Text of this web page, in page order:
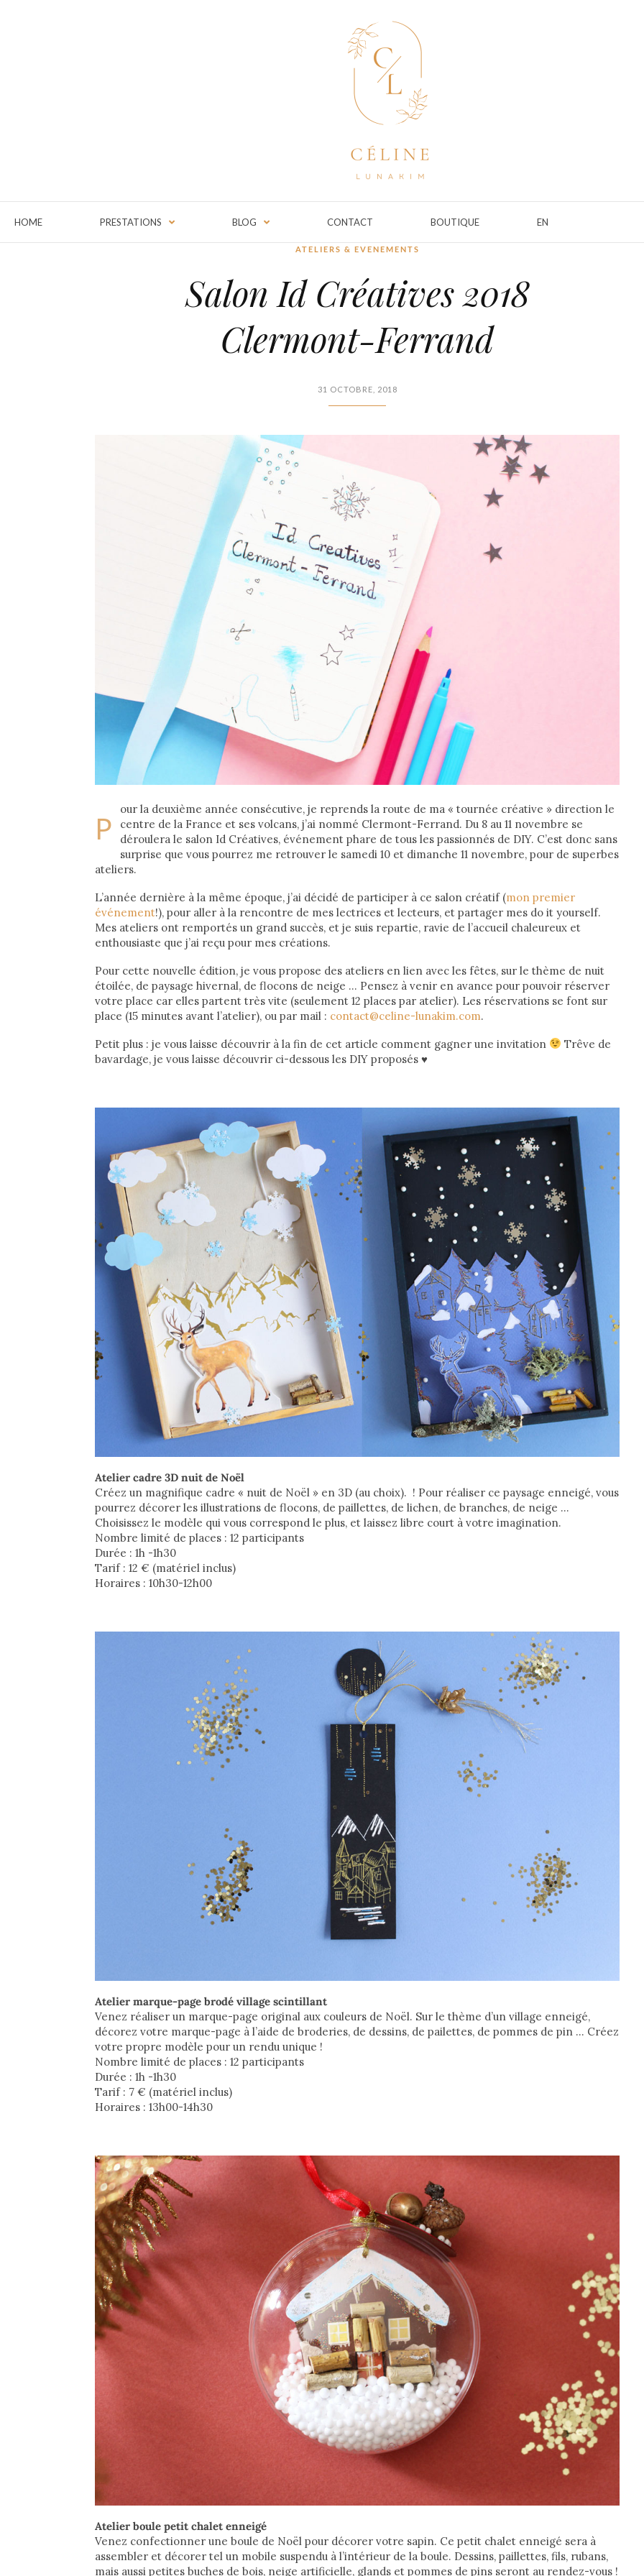
HOME PRESTATIONS BLOG CONTACT BOUTIQUE EN
ATELIERS & EVENEMENTS
Salon Id Créatives 2018
Clermont-Ferrand
31 OCTOBRE, 2018
P
our la deuxième année consécutive, je reprends la route de ma « tournée créative » direction le
centre de la France et ses volcans, j’ai nommé Clermont-Ferrand. Du 8 au 11 novembre se
déroulera le salon Id Créatives, événement phare de tous les passionnés de DIY. C’est donc sans
surprise que vous pourrez me retrouver le samedi 10 et dimanche 11 novembre, pour de superbes
ateliers.
L’année dernière à la même époque, j’ai décidé de participer à ce salon créatif (mon premier
événement!), pour aller à la rencontre de mes lectrices et lecteurs, et partager mes do it yourself.
Mes ateliers ont remportés un grand succès, et je suis repartie, ravie de l’accueil chaleureux et
enthousiaste que j’ai reçu pour mes créations.
Pour cette nouvelle édition, je vous propose des ateliers en lien avec les fêtes, sur le thème de nuit
étoilée, de paysage hivernal, de flocons de neige … Pensez à venir en avance pour pouvoir réserver
votre place car elles partent très vite (seulement 12 places par atelier). Les réservations se font sur
place (15 minutes avant l’atelier), ou par mail : contact@celine-lunakim.com.
Petit plus : je vous laisse découvrir à la fin de cet article comment gagner une invitation
Trêve de
bavardage, je vous laisse découvrir ci-dessous les DIY proposés ♥
Atelier cadre 3D nuit de Noël
Créez un magnifique cadre « nuit de Noël » en 3D (au choix). ! Pour réaliser ce paysage enneigé, vous
pourrez décorer les illustrations de flocons, de paillettes, de lichen, de branches, de neige …
Choisissez le modèle qui vous correspond le plus, et laissez libre court à votre imagination.
Nombre limité de places : 12 participants
Durée : 1h -1h30
Tarif : 12 ­€ (matériel inclus)
Horaires : 10h30-12h00
Atelier marque-page brodé village scintillant
Venez réaliser un marque-page original aux couleurs de Noël. Sur le thème d’un village enneigé,
décorez votre marque-page à l’aide de broderies, de dessins, de pailettes, de pommes de pin … Créez
votre propre modèle pour un rendu unique !
Nombre limité de places : 12 participants
Durée : 1h -1h30
Tarif : 7 ­€ (matériel inclus)
Horaires : 13h00-14h30
Atelier boule petit chalet enneigé
Venez confectionner une boule de Noël pour décorer votre sapin. Ce petit chalet enneigé sera à
assembler et décorer tel un mobile suspendu à l’intérieur de la boule. Dessins, paillettes, fils, rubans,
mais aussi petites buches de bois, neige artificielle, glands et pommes de pins seront au rendez-vous !